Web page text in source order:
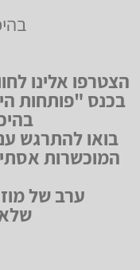
הצטרפו אלינו
בכנס "פותחות
בואו להתרגש
המוכשרות אסתי
ערב של